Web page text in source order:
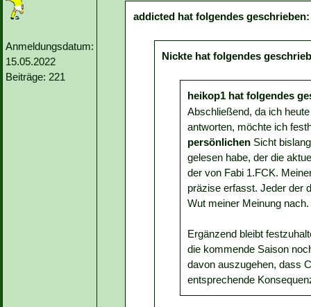
Anmeldungsdatum:
15.05.2022
Beiträge: 221
addicted hat folgendes geschrieben:
Nickte hat folgendes
heikop1 hat folgendes
Abschließend, da ich
antworten, möchte ich
persönlichen Sicht
gelesen habe, der die
der von Fabi 1.FCK.
präzise erfasst. Jeder der
Wut meiner Meinung nach.
Ergänzend bleibt
die kommende Saison
davon auszugehen, dass
entsprechende